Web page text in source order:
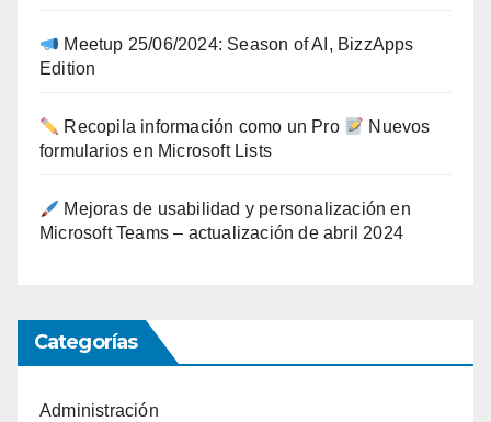
Meetup 25/06/2024: Season of AI, BizzApps
Edition
Recopila información como un Pro
Nuevos
formularios en Microsoft Lists
Mejoras de usabilidad y personalización en
Microsoft Teams – actualización de abril 2024
Categorías
Administración